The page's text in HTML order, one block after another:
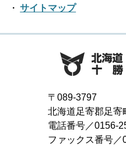
2021年01月
2019年02月
2019年01月
2018年05月
2018年04月
2018年03月
2018年01月
2017年06月
2017年05月
2017年04月
2017年02月
2017年01月
2016年05月
2016年04月
2016年03月
サイトマップ
〒089-3797
北海道足寄郡足寄
電話番号／0156-
ファックス番号／